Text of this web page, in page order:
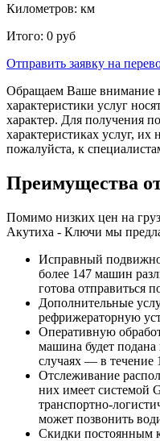
Километров: км
Итого: 0 руб
Отправить заявку на
Обращаем Ваше внимание
характеристики услуг
характер. Для получения
характеристиках услуг,
пожалуйста, к
Преимущества
Помимо низких цен на
Акутиха - Ключи мы
Исправный
более 147 машин
готова отправиться
Дополнительные
рефрижераторную
Оперативную
машина будет подана
случаях — в течение
Отслеживание
них имеет системой
транспортно-
может позвонить
Скидки постоянным